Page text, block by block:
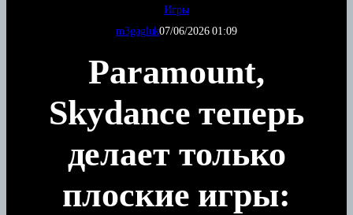
Игры
m3gagluk07/06/2026 01:09
Paramount,
Skydance теперь
делает только
плоские игры: